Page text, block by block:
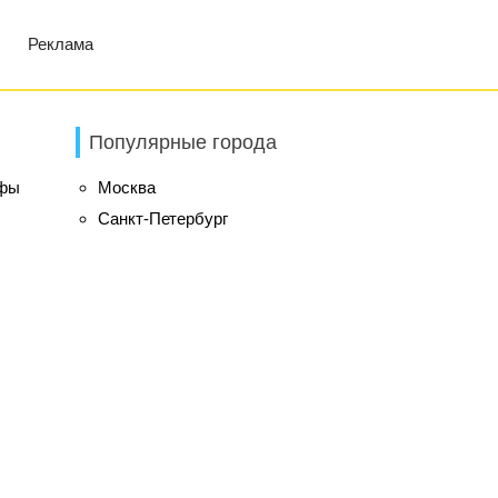
Реклама
Популярные города
Москва
Санкт-Петербург